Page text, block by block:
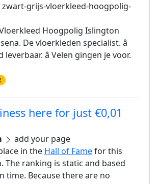
zwart-grijs-vloerkleed-hoogpolig-
Hoogpolig Islington
De vloerkleden specialist. â
â Velen gingen je voor.
here for just €0,01
add your page
in the Hall of Famefor this
The ranking is static and based
time. Because there are no